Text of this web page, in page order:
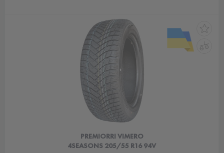
PREMIORRI VIMERO
4SEASONS 205/55 R16 94V